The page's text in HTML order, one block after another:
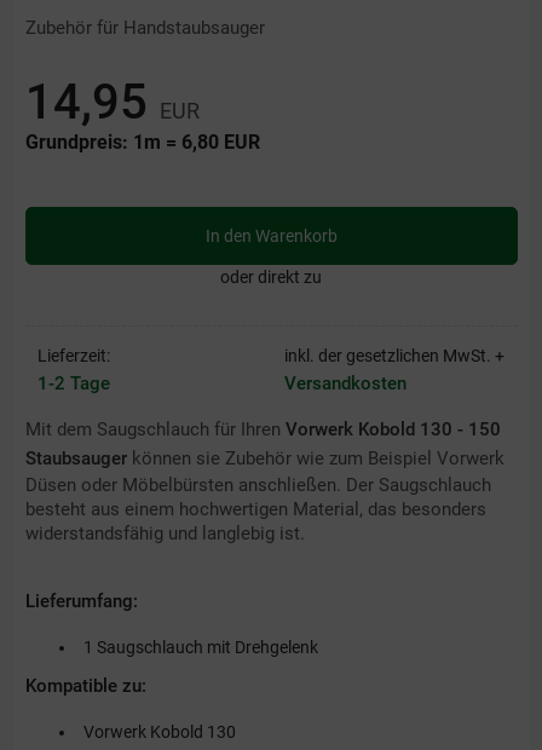
Zubehör für Handstaubsauger
14,95 EUR
Grundpreis: 1m = 6,80EUR
In den Warenkorb
oder direkt zu
Lieferzeit:
1-2 Tage
inkl. der gesetzlichen MwSt. +
Versandkosten
Mit dem Saugschlauch für Ihren Vorwerk Kobold 130 - 150
Staubsaugerkönnen sie Zubehör wie zum Beispiel Vorwerk
Düsen oder Möbelbürsten anschließen. Der Saugschlauch
besteht aus einem hochwertigen Material, das besonders
widerstandsfähig und langlebig ist.
Lieferumfang:
1 Saugschlauch mit Drehgelenk
Kompatible zu:
Vorwerk Kobold 130